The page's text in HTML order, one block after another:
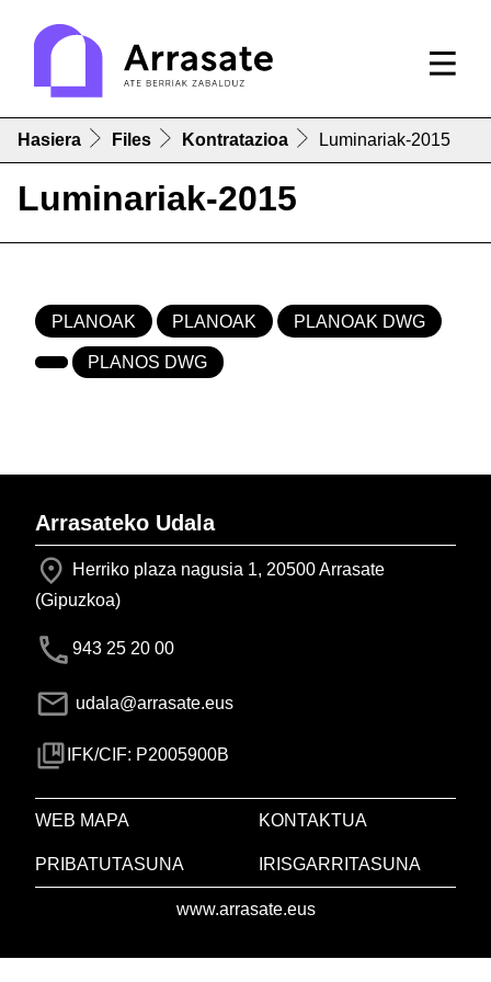
Hasiera Files Kontratazioa Luminariak-2015
Luminariak-2015
PLANOAK PLANOAK PLANOAK DWG
PLANOS DWG
Arrasateko Udala
Herriko plaza nagusia 1, 20500 Arrasate
(Gipuzkoa)
943 25 20 00
udala@arrasate.eus
IFK/CIF: P2005900B
WEB MAPA KONTAKTUA
PRIBATUTASUNA IRISGARRITASUNA
www.arrasate.eus